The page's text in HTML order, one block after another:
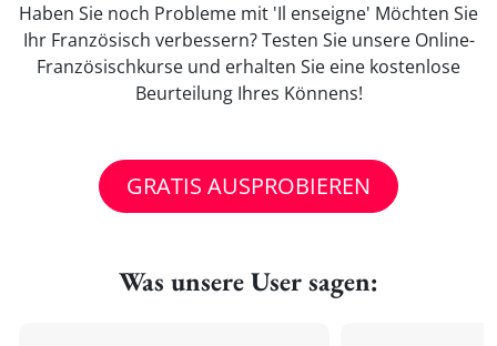
Haben Sie noch Probleme mit 'Il enseigne' Möchten Sie
Ihr Französisch verbessern? Testen Sie unsere Online-
Französischkurse und erhalten Sie eine kostenlose
Beurteilung Ihres Könnens!
GRATIS AUSPROBIEREN
Was unsere User sagen: